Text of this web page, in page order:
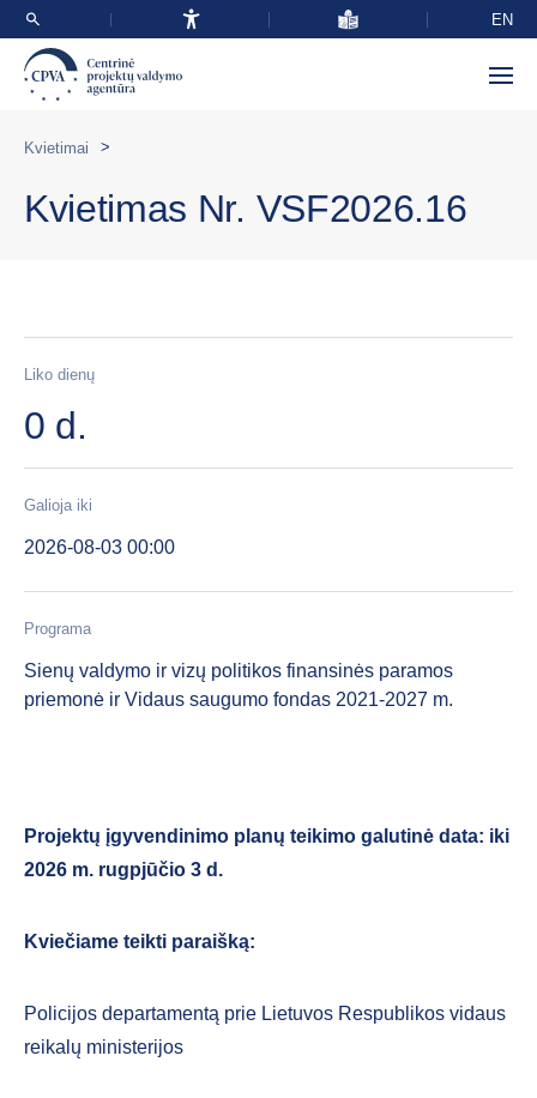
EN
Kvietimai >
Kvietimas Nr. VSF2026.16
Liko dienų
0 d.
Galioja iki
2026-08-03 00:00
Programa
Sienų valdymo ir vizų politikos finansinės paramos
priemonė ir Vidaus saugumo fondas 2021-2027 m.
Projektų įgyvendinimo planų teikimo galutinė data: iki
2026 m. rugpjūčio 3 d.
Kviečiame teikti paraišką:
Policijos departamentą prie Lietuvos Respublikos vidaus
reikalų ministerijos